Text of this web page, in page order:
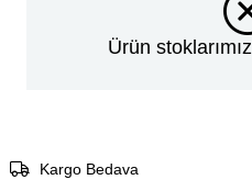
Ürün
Kargo Bedava